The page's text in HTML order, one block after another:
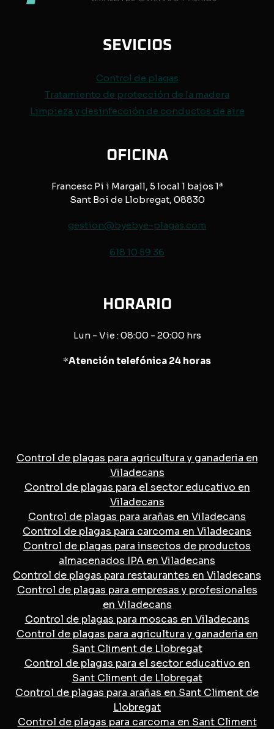
SEVICIOS
Control de plagas
Tratamiento de protección de la madera
Limpieza y desinfección de conductos de aire
OFICINA
Francesc Pi i Margall, 5 local 1 bajos 1ª
Sant Boi de Llobregat, 08830
gestion@byebye-plagas.com
618 10 59 36
HORARIO
Lun - Vie : 08:00 - 20:00 hrs
*Atención telefónica 24 horas
Control de plagas para agricultura y ganaderia en
Viladecans
Control de plagas para el sector educativo en
Viladecans
Control de plagas para arañas en Viladecans
Control de plagas para carcoma en Viladecans
Control de plagas para insectos de productos
almacenados IPA en Viladecans
Control de plagas para restaurantes en Viladecans
Control de plagas para empresas y profesionales
en Viladecans
Control de plagas para moscas en Viladecans
Control de plagas para agricultura y ganaderia en
Sant Climent de Llobregat
Control de plagas para el sector educativo en
Sant Climent de Llobregat
Control de plagas para arañas en Sant Climent de
Llobregat
Control de plagas para carcoma en Sant Climent